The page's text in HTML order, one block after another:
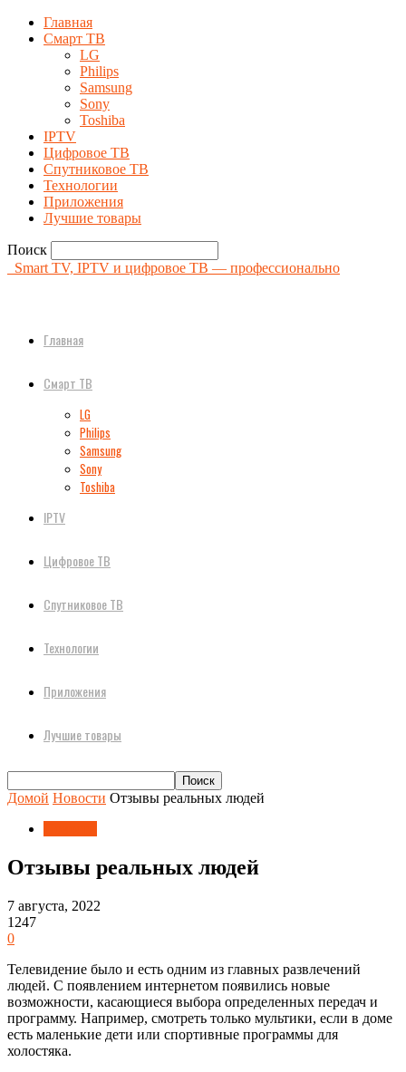
Главная
Смарт ТВ
LG
Philips
Samsung
Sony
Toshiba
IPTV
Цифровое ТВ
Спутниковое ТВ
Технологии
Приложения
Лучшие товары
Поиск
Smart TV, IPTV и цифровое ТВ — профессионально
Главная
Смарт ТВ
LG
Philips
Samsung
Sony
Toshiba
IPTV
Цифровое ТВ
Спутниковое ТВ
Технологии
Приложения
Лучшие товары
Домой Новости Отзывы реальных людей
Отзывы реальных людей
7 августа, 2022
1247
0
Телевидение было и есть одним из главных развлечений
людей. С появлением интернетом появились новые
возможности, касающиеся выбора определенных передач и
программу. Например, смотреть только мультики, если в доме
есть маленькие дети или спортивные программы для
холостяка.